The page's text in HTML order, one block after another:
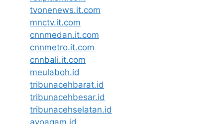
tvonenews.it.com
mnctv.it.com
cnnmedan.it.com
cnnmetro.it.com
cnnbali.it.com
meulaboh.id
tribunacehbarat.id
tribunacehbesar.id
tribunacehselatan.id